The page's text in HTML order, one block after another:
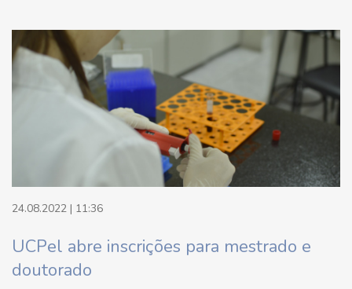
24.08.2022 | 11:36
UCPel abre inscrições para mestrado e
doutorado